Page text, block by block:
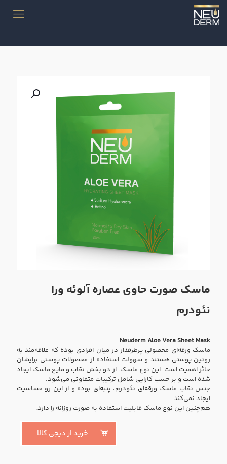
ماسک صورت حاوی عصاره آلوئه ورا
نئودرم
Neuderm Aloe Vera Sheet Mask
ماسک ورقه‌ای محصولی پرطرفدار در میان افرادی بوده که علاقه‌مند به
روتین پوستی هستند و سهولت استفاده از محصولات پوستی برایشان
حائز اهمیت است. این نوع ماسک، از دو بخش نقاب و مایع ماسک ایجاد
شده است و بر حسب کارایی شامل ترکیبات متفاوتی می‌شود.
جنس نقاب ماسک ورقه‌ای نئودرم، پنبه‌ای بوده و از این رو حساسیت
ایجاد نمی‌کند.
هم‌چنین این نوع ماسک قابلیت استفاده به صورت روزانه را دارد.
خرید از دیجی کالا